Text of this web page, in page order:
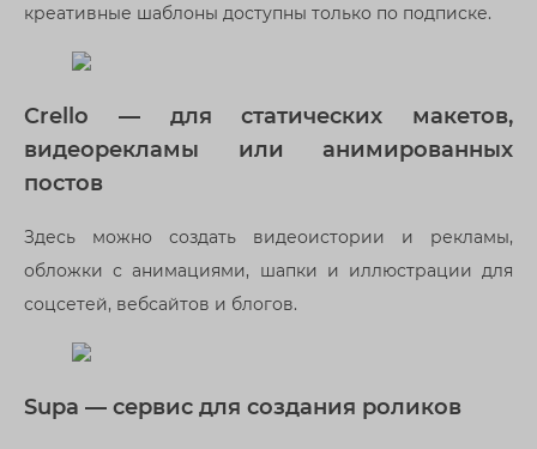
креативные шаблоны доступны только по подписке.
Crello — для статических макетов,
видеорекламы или анимированных
постов
Здесь можно создать видеоистории и рекламы,
обложки с анимациями, шапки и иллюстрации для
соцсетей, вебсайтов и блогов.
Supa — сервис для создания роликов